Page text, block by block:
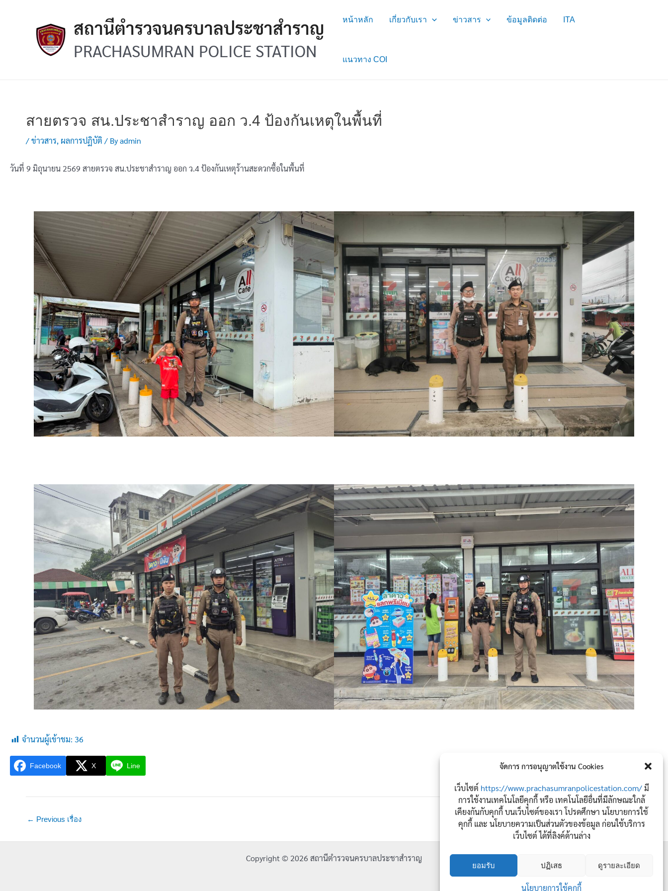
จัดการ การอนุญาตใช้งาน Cookies
เว็บไซต์ https://www.prachasumranpolicestation.com/มี
การใช้งานเทคโนโลยีคุกกี้ หรือ เทคโนโลยีอื่นที่มีลักษณะใกล้
เคียงกันกับคุกกี้ บนเว็บไซต์ของเรา โปรดศึกษา นโยบายการใช้
คุกกี้ และ นโยบายความเป็นส่วนตัวของข้อมูล ก่อนใช้บริการ
เว็บไซต์ ได้ที่ลิงค์ด้านล่าง
ยอมรับ ปฏิเสธ ดูรายละเอียด
นโยบายการใช้คุกกี้
สถานีตำรวจนครบาลประชาสำราญ
PRACHASUMRAN POLICE STATION
หน้าหลัก เกี่ยวกับเรา ข่าวสาร ข้อมูลติดต่อ ITA
แนวทาง COI
สายตรวจ สน.ประชาสำราญ ออก ว.4 ป้องกันเหตุในพื้นที่
/ข่าวสาร, ผลการปฏิบัติ / Byadmin
วันที่ 9 มิถุนายน 2569 สายตรวจ สน.ประชาสำราญ ออก ว.4 ป้องกันเหตุร้านสะดวกซื้อในพื้นที่
จำนวนผู้เข้าชม: 36
Facebook X Line
← Previous เรื่อง Next เรื่อง
Copyright © 2026 สถานีตำรวจนครบาลประชาสำราญ